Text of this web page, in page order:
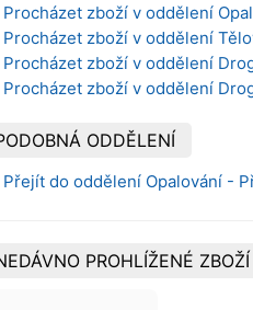
Procházet zboží v oddělení
Procházet zboží v oddělení
Procházet zboží v oddělení
Procházet zboží v oddělení
ODDĚLENÍ
Přejít do oddělení Opalování -
PROHLÍŽENÉ ZBOŽÍ